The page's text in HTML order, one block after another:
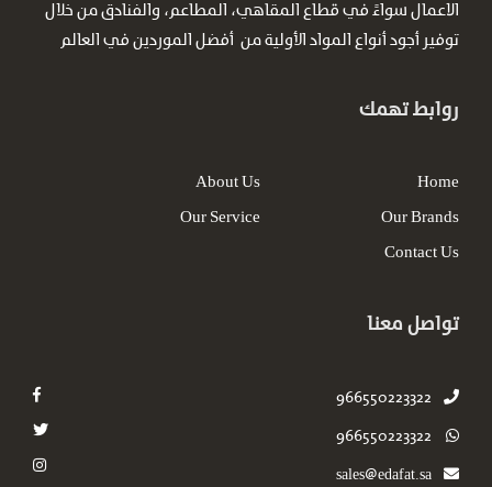
الاعمال سواءً في قطاع المقاهي، المطاعم، والفنادق من خلال
توفير أجود أنواع المواد الأولية من أفضل الموردين في العالم
روابط تهمك
Home
About Us
Our Brands
Our Service
Contact Us
تواصل معنا
966550223322
966550223322
sales@edafat.sa